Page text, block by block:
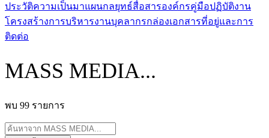
ประวัติความเป็นมาแผนกลยุทธ์สื่อสารองค์กรคู่มือปฏิบัติงาน
โครงสร้างการบริหารงานบุคลากรกล่องเอกสารที่อยู่และการ
ติดต่อ
MASS MEDIA...
พบ 99 รายการ